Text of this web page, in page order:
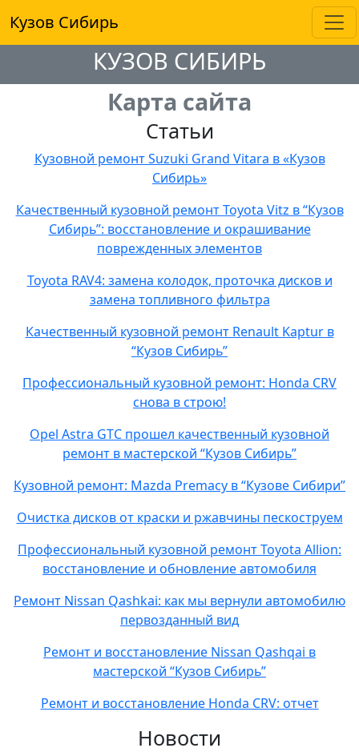
Кузов Сибирь
КУЗОВ СИБИРЬ
Карта сайта
Статьи
Кузовной ремонт Suzuki Grand Vitara в «Кузов
Сибирь»
Качественный кузовной ремонт Toyota Vitz в “Кузов
Сибирь”: восстановление и окрашивание
поврежденных элементов
Toyota RAV4: замена колодок, проточка дисков и
замена топливного фильтра
Качественный кузовной ремонт Renault Kaptur в
“Кузов Сибирь”
Профессиональный кузовной ремонт: Honda CRV
снова в строю!
Opel Astra GTC прошел качественный кузовной
ремонт в мастерской “Кузов Сибирь”
Кузовной ремонт: Mazda Premacy в “Кузове Сибири”
Очистка дисков от краски и ржавчины пескоструем
Профессиональный кузовной ремонт Toyota Allion:
восстановление и обновление автомобиля
Ремонт Nissan Qashkai: как мы вернули автомобилю
первозданный вид
Ремонт и восстановление Nissan Qashqai в
мастерской “Кузов Сибирь”
Ремонт и восстановление Honda CRV: отчет
Новости